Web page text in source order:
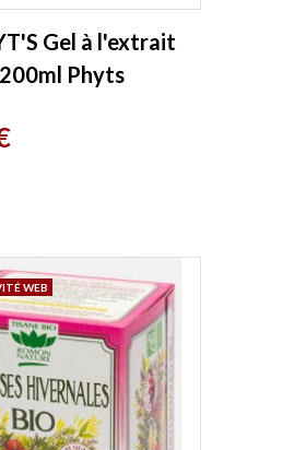
Gel à l'extrait
Phyts
WEB